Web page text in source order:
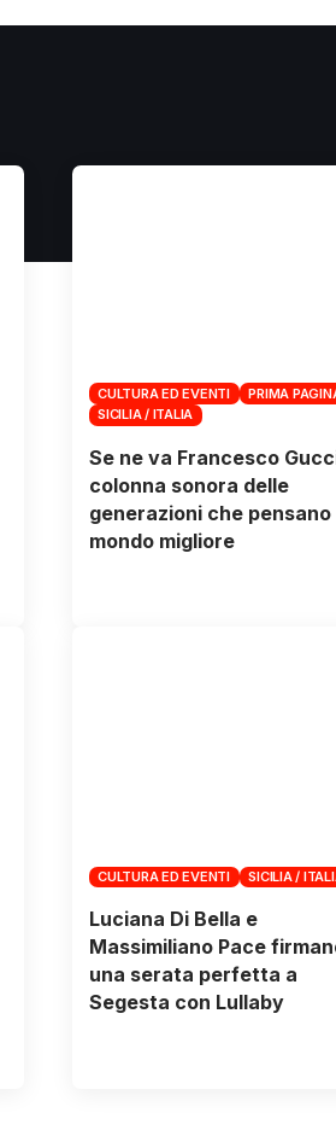
CULTURA ED EVENTI
PRIMA
SICILIA / ITALIA
Se ne va Francesco
colonna sonora delle
generazioni che pensano
mondo migliore
CULTURA ED EVENTI SICILIA /
Luciana Di Bella e
Massimiliano Pace
una serata perfetta a
Segesta con Lullaby